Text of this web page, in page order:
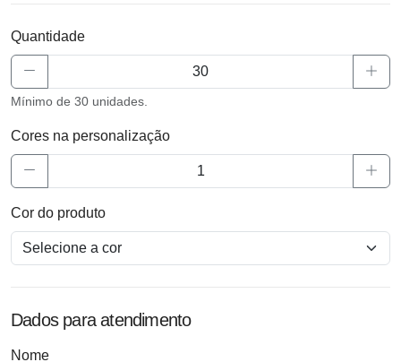
Quantidade
Mínimo de 30 unidades.
Cores na personalização
Cor do produto
Dados para atendimento
Nome